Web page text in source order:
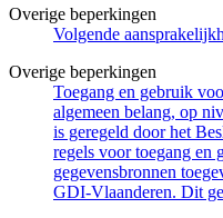
Overige beperkingen
Volgende
Overige beperkingen
Toegang en gebruik
algemeen belang, op
is geregeld door het
regels voor toegang en
gegevensbronnen
GDI-Vlaanderen. Dit